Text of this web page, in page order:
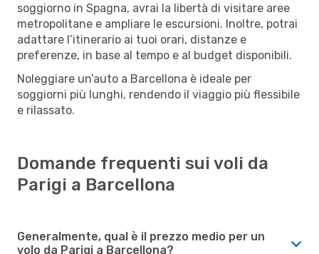
soggiorno in Spagna, avrai la libertà di visitare aree
metropolitane e ampliare le escursioni. Inoltre, potrai
adattare l’itinerario ai tuoi orari, distanze e
preferenze, in base al tempo e al budget disponibili.
Noleggiare un’auto a Barcellona è ideale per
soggiorni più lunghi, rendendo il viaggio più flessibile
e rilassato.
Domande frequenti sui voli da
Parigi a Barcellona
Generalmente, qual è il prezzo medio per un
volo da Parigi a Barcellona?